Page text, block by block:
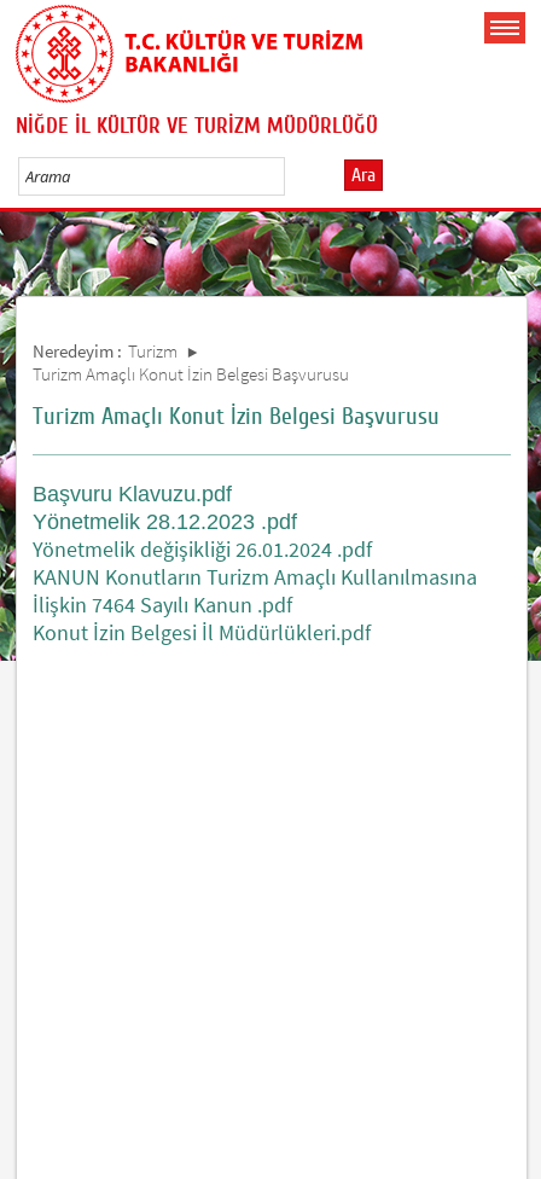
NİĞDE İL KÜLTÜR VE TURİZM MÜDÜRLÜĞÜ
Ara
Neredeyim : Turizm
Turizm Amaçlı Konut İzin Belgesi Başvurusu
Turizm Amaçlı Konut İzin Belgesi Başvurusu
Başvuru Klavuzu.pdf
Yönetmelik 28.12.2023 .pdf
Yönetmelik değişikliği 26.01.2024 .pdf
KANUN Konutların Turizm Amaçlı Kullanılmasına
İlişkin 7464 Sayılı Kanun .pdf
Konut İzin Belgesi İl Müdürlükleri.pdf